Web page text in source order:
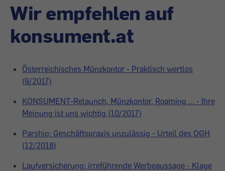
Wir empfehlen auf
konsument.at
Österreichisches Münzkontor - Praktisch wertlos
(9/2017)
KONSUMENT-Relaunch, Münzkontor, Roaming ... - Ihre
Meinung ist uns wichtig (10/2017)
Parship: Geschäftspraxis unzulässig - Urteil des OGH
(12/2018)
Laufversicherung: irreführende Werbeaussage - Klage